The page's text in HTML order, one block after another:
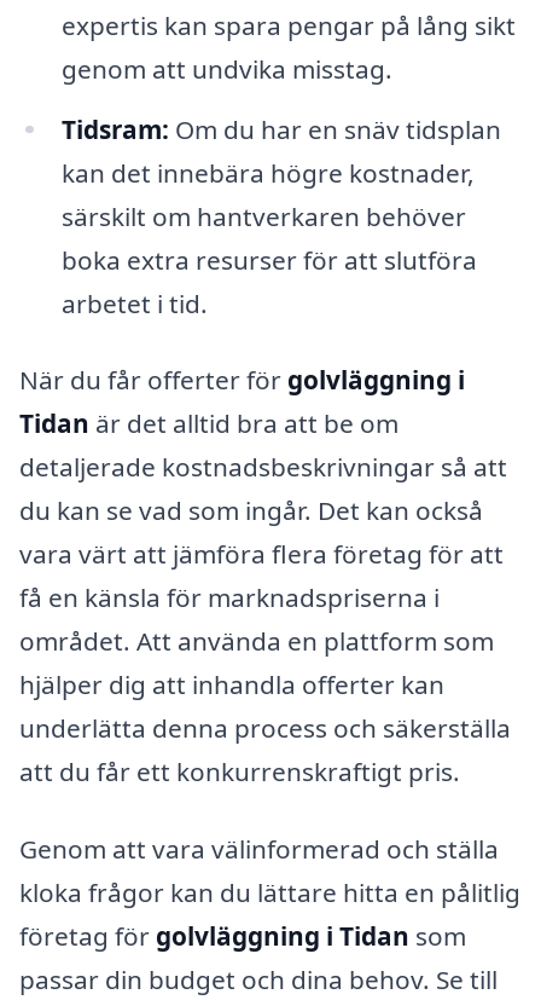
expertis kan spara pengar på lång sikt
genom att undvika misstag.
Tidsram: Om du har en snäv tidsplan
kan det innebära högre kostnader,
särskilt om hantverkaren behöver
boka extra resurser för att slutföra
arbetet i tid.
När du får offerter för golvläggning i
Tidan är det alltid bra att be om
detaljerade kostnadsbeskrivningar så att
du kan se vad som ingår. Det kan också
vara värt att jämföra flera företag för att
få en känsla för marknadspriserna i
området. Att använda en plattform som
hjälper dig att inhandla offerter kan
underlätta denna process och säkerställa
att du får ett konkurrenskraftigt pris.
Genom att vara välinformerad och ställa
kloka frågor kan du lättare hitta en pålitlig
företag för golvläggning i Tidan som
passar din budget och dina behov. Se till